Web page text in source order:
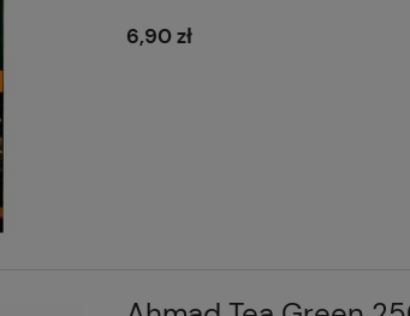
6,90 zł